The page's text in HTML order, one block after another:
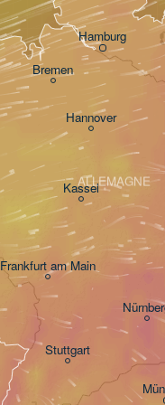
Hamburg
Frankfurt am Main
Bremen
Hannover
Kassel
ALLEMAGNE
Stuttgart